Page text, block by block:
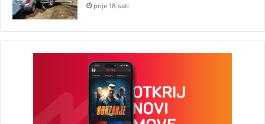
prije 18 sati